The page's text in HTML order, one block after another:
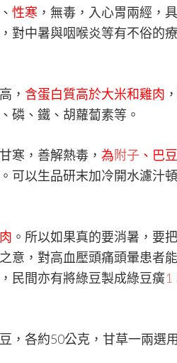
性寒 ，無毒，入心胃兩經，
對中暑與咽喉炎等有不俗的
， 含蛋白質高於大米和雞肉
磷、鐵、胡蘿蔔素等。
寒，善解熱毒， 為附子 、巴
可以生品研末加冷開水濾汁
。所以如果真的要消暑，要
意，對高血壓頭痛頭暈患者
民間亦有將綠豆製成綠豆癀1
，各約50公克，甘草一兩選